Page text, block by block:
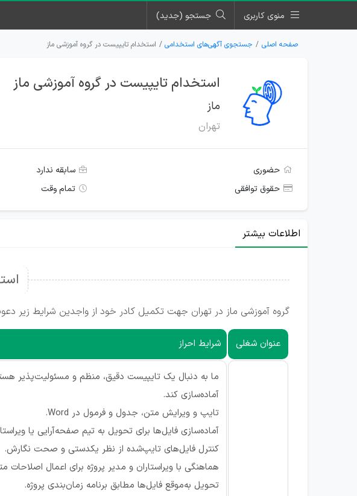
منوی کاربری جستجو (جدید)
صفحه اصلی جستجوی آگهی‌های استخدامی استخدام تایپیست در گروه آموزشی ماز
استخدام تایپیست در گروه آموزشی ماز
ماز
تهران
حضوری
سابقه ندارد
حقوق توافقی
تمام وقت
اطلاعات بیشتر
گروه آموزشی ماز در تهران جهت تکمیل کادر خود از واجدین شرایط زیر
عنوان شغلی شرایط احراز
ما به دنبال یک تایپیست دقیق، منظم و مسئولیت‌پذیر
آماده‌سازی کند.
تایپ و ویرایش متن، جدول و فرمول در Word.
آماده‌سازی فایل‌ها برای تحویل به تیم صفحه‌آرایی یا
کنترل فایل‌های تایپ‌شده از نظر یکدستی و صحت نگارش.
هماهنگی با ویراستاران و مدیر پروژه برای اعمال اصلاحات
تحویل به‌موقع فایل‌ها مطابق برنامه زمان‌بندی پروژه.